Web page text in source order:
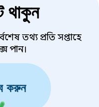
তথ্য প্রতি সপ্তাহে
পান।
করুন